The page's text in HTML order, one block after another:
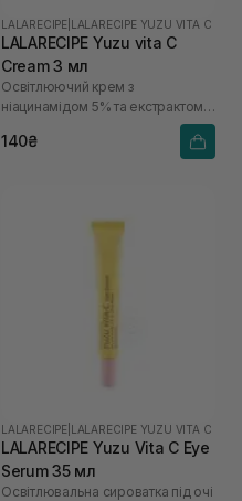
LALARECIPE LALARECIPE YUZU VITA C
LALARECIPE Yuzu vita C
Cream 3 мл
Освітлюючий крем з
ніацинамідом 5% та екстрактом
140₴
LALARECIPE LALARECIPE YUZU VITA C
LALARECIPE Yuzu Vita C Eye
Serum 35 мл
Освітлювальна сироватка під очі